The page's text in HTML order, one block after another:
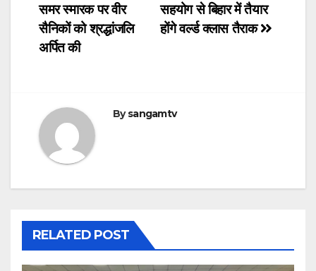
navigation
सहयोग से बिहार में तैयार
होंगे वर्ल्ड क्लास तैराक
समर स्मारक पर वीर
सैनिकों को श्रद्धांजलि
अर्पित की
Bysangamtv
RELATED POST